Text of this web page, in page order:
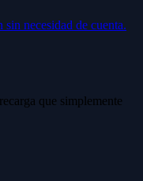
sin necesidad de cuenta.
que simplemente